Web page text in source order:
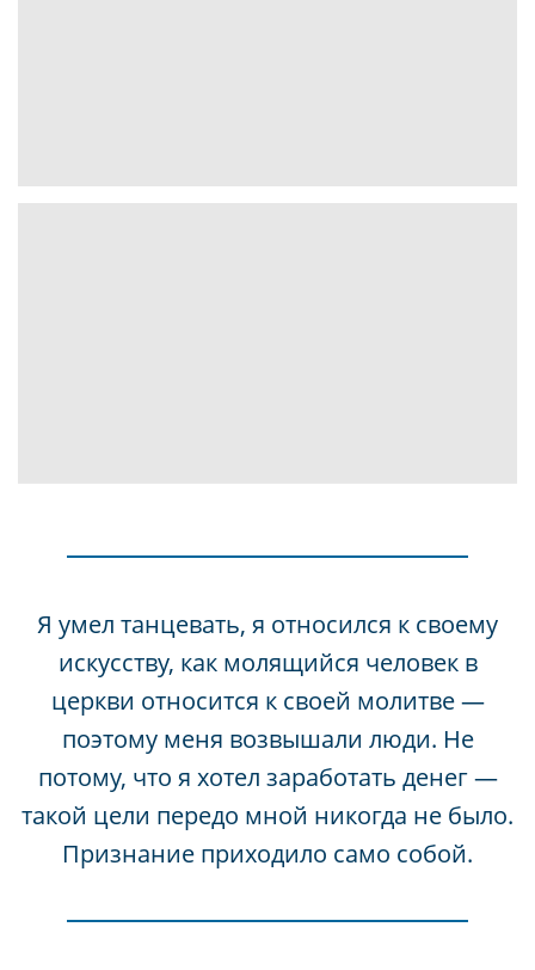
Я умел танцевать, я относился к своему
искусству, как молящийся человек в
церкви относится к своей молитве —
поэтому меня возвышали люди. Не
потому, что я хотел заработать денег —
такой цели передо мной никогда не было.
Признание приходило само собой.